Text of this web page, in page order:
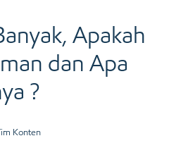
Apakah
dan Apa
?
Konten